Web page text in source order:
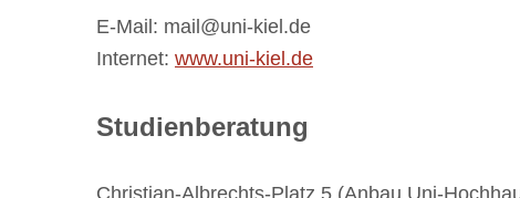
E-Mail: mail@uni-kiel.de
Internet: www.uni-kiel.de
Studienberatung
Christian-Albrechts-Platz 5 (Anbau Uni-